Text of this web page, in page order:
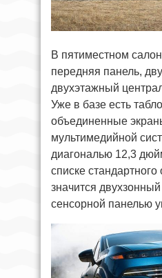
В пятиместном
передняя панель,
двухэтажный
Уже в базе есть
объединенные
мультимедийной
диагональю 12,3
списке
значится
сенсорной панелью